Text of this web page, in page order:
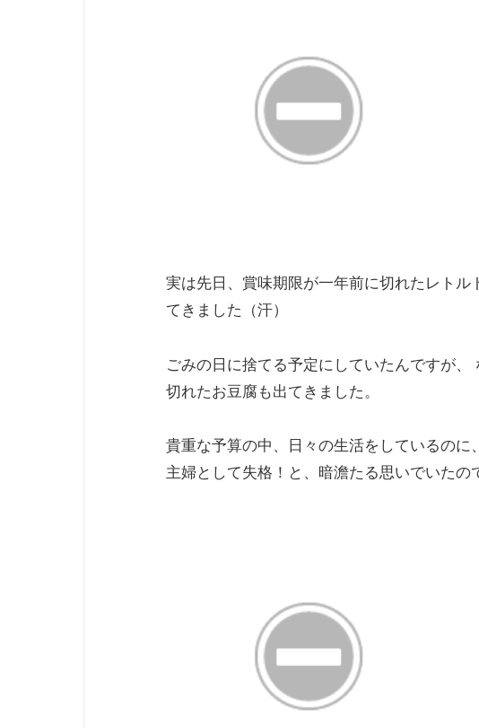
実は先日、賞味期限が一年前に切れたレトル
てきました（汗）
ごみの日に捨てる予定にしていたんですが
切れたお豆腐も出てきました。
貴重な予算の中、日々の生活をしているのに
主婦として失格！と、暗澹たる思いでいたの